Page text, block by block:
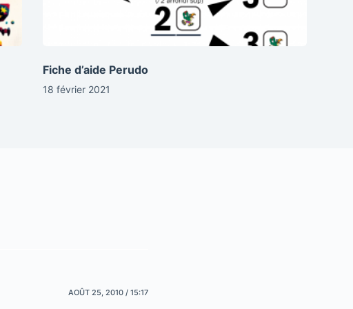
Fiche d’aide Perudo
18 février 2021
AOÛT 25, 2010 / 15:17